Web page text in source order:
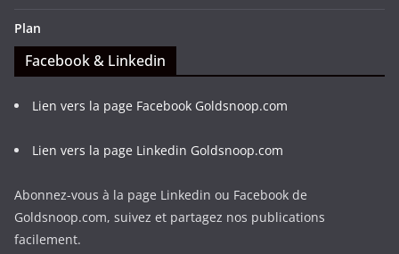
Plan
Facebook & Linkedin
Lien vers la page Facebook Goldsnoop.com
Lien vers la page Linkedin Goldsnoop.com
Abonnez-vous à la page Linkedin ou Facebook de
Goldsnoop.com, suivez et partagez nos publications
facilement.